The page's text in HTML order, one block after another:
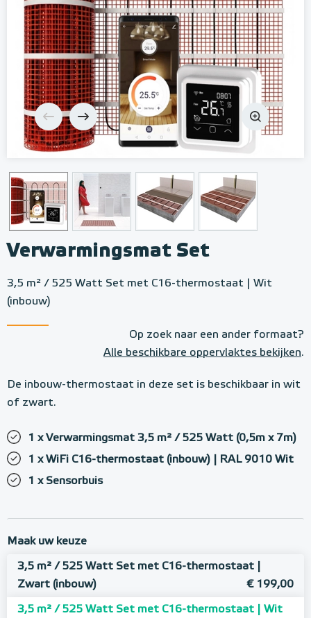
Verwarmingsmat Set
3,5 m² / 525 Watt Set met C16-thermostaat | Wit
(inbouw)
Op zoek naar een ander formaat?
Alle beschikbare oppervlaktes bekijken.
De inbouw-thermostaat in deze set is beschikbaar in wit
of zwart.
1 x Verwarmingsmat 3,5 m² / 525 Watt (0,5m x 7m)
1 x WiFi C16-thermostaat (inbouw) | RAL 9010 Wit
1 x Sensorbuis
Maak uw keuze
3,5 m² / 525 Watt Set met C16-thermostaat |
Zwart (inbouw)
€ 199,00
3,5 m² / 525 Watt Set met C16-thermostaat | Wit